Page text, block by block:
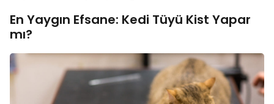
En Yaygın Efsane: Kedi Tüyü Kist Yapar
mı?